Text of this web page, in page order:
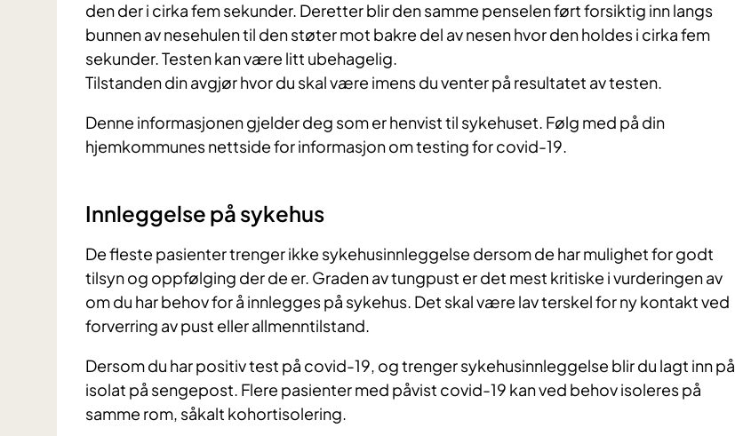
den der i cirka fem sekunder. Deretter blir den samme penselen ført forsiktig inn langs
bunnen av nesehulen til den støter mot bakre del av nesen hvor den holdes i cirka fem
sekunder. Testen kan være litt ubehagelig.
Tilstanden din avgjør hvor du skal være imens du venter på resultatet av testen.
Denne informasjonen gjelder deg som er henvist til sykehuset. Følg med på din
hjemkommunes nettside for informasjon om testing for covid-19.
Innleggelse på sykehus
De fleste pasienter trenger ikke sykehusinnleggelse dersom de har mulighet for godt
tilsyn og oppfølging der de er. Graden av tungpust er det mest kritiske i vurderingen av
om du har behov for å innlegges på sykehus. Det skal være lav terskel for ny kontakt ved
forverring av pust eller allmenntilstand.
Dersom du har positiv test på covid-19, og trenger sykehusinnleggelse blir du lagt inn på
isolat på sengepost. Flere pasienter med påvist covid-19 kan ved behov isoleres på
samme rom, såkalt kohortisolering.